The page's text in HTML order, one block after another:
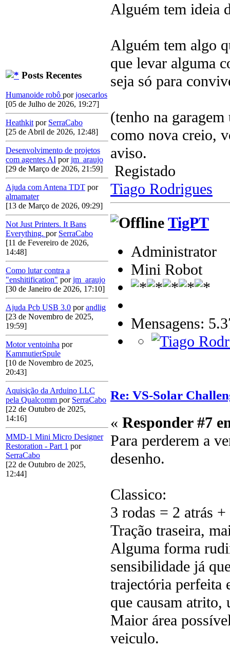
Posts Recentes
Humanoide robô porjosecarlos
[05 de Julho de 2026, 19:27]
Heathkit por SerraCabo
[25 de Abril de 2026, 12:48]
Desenvolvimento de projetos
com agentes AI porjm_araujo
[29 de Março de 2026, 21:59]
Ajuda com Antena TDT por
almamater
[13 de Março de 2026, 09:29]
Not Just Printers. It Bans
Everything. por SerraCabo
[11 de Fevereiro de 2026,
14:48]
Como lutar contra a
"enshitification" porjm_araujo
[30 de Janeiro de 2026, 17:10]
Ajuda Pcb USB 3.0 porandlig
[23 de Novembro de 2025,
19:59]
Motor ventoinha por
KammutierSpule
[10 de Novembro de 2025,
20:43]
Aquisição da Arduino LLC
pela Qualcomm por SerraCabo
[22 de Outubro de 2025,
14:16]
MMD-1 Mini Micro Designer
Restoration - Part 1 por
SerraCabo
[22 de Outubro de 2025,
12:44]
Alguém tem ideia
Alguém tem algo
que levar alguma
seja só para
(tenho na
como nova creio,
aviso.
Registado
Tiago Rodrigues
TigPT
Administrator
Mini Robot
Mensagens:
Re: VS-Solar
« Responder #7
Para perderem a
desenho.
Classico:
3 rodas = 2 atrás
Tração traseira,
Alguma forma
sensibilidade já
trajectória perfeita
que causam atrito,
Maior área
veiculo.